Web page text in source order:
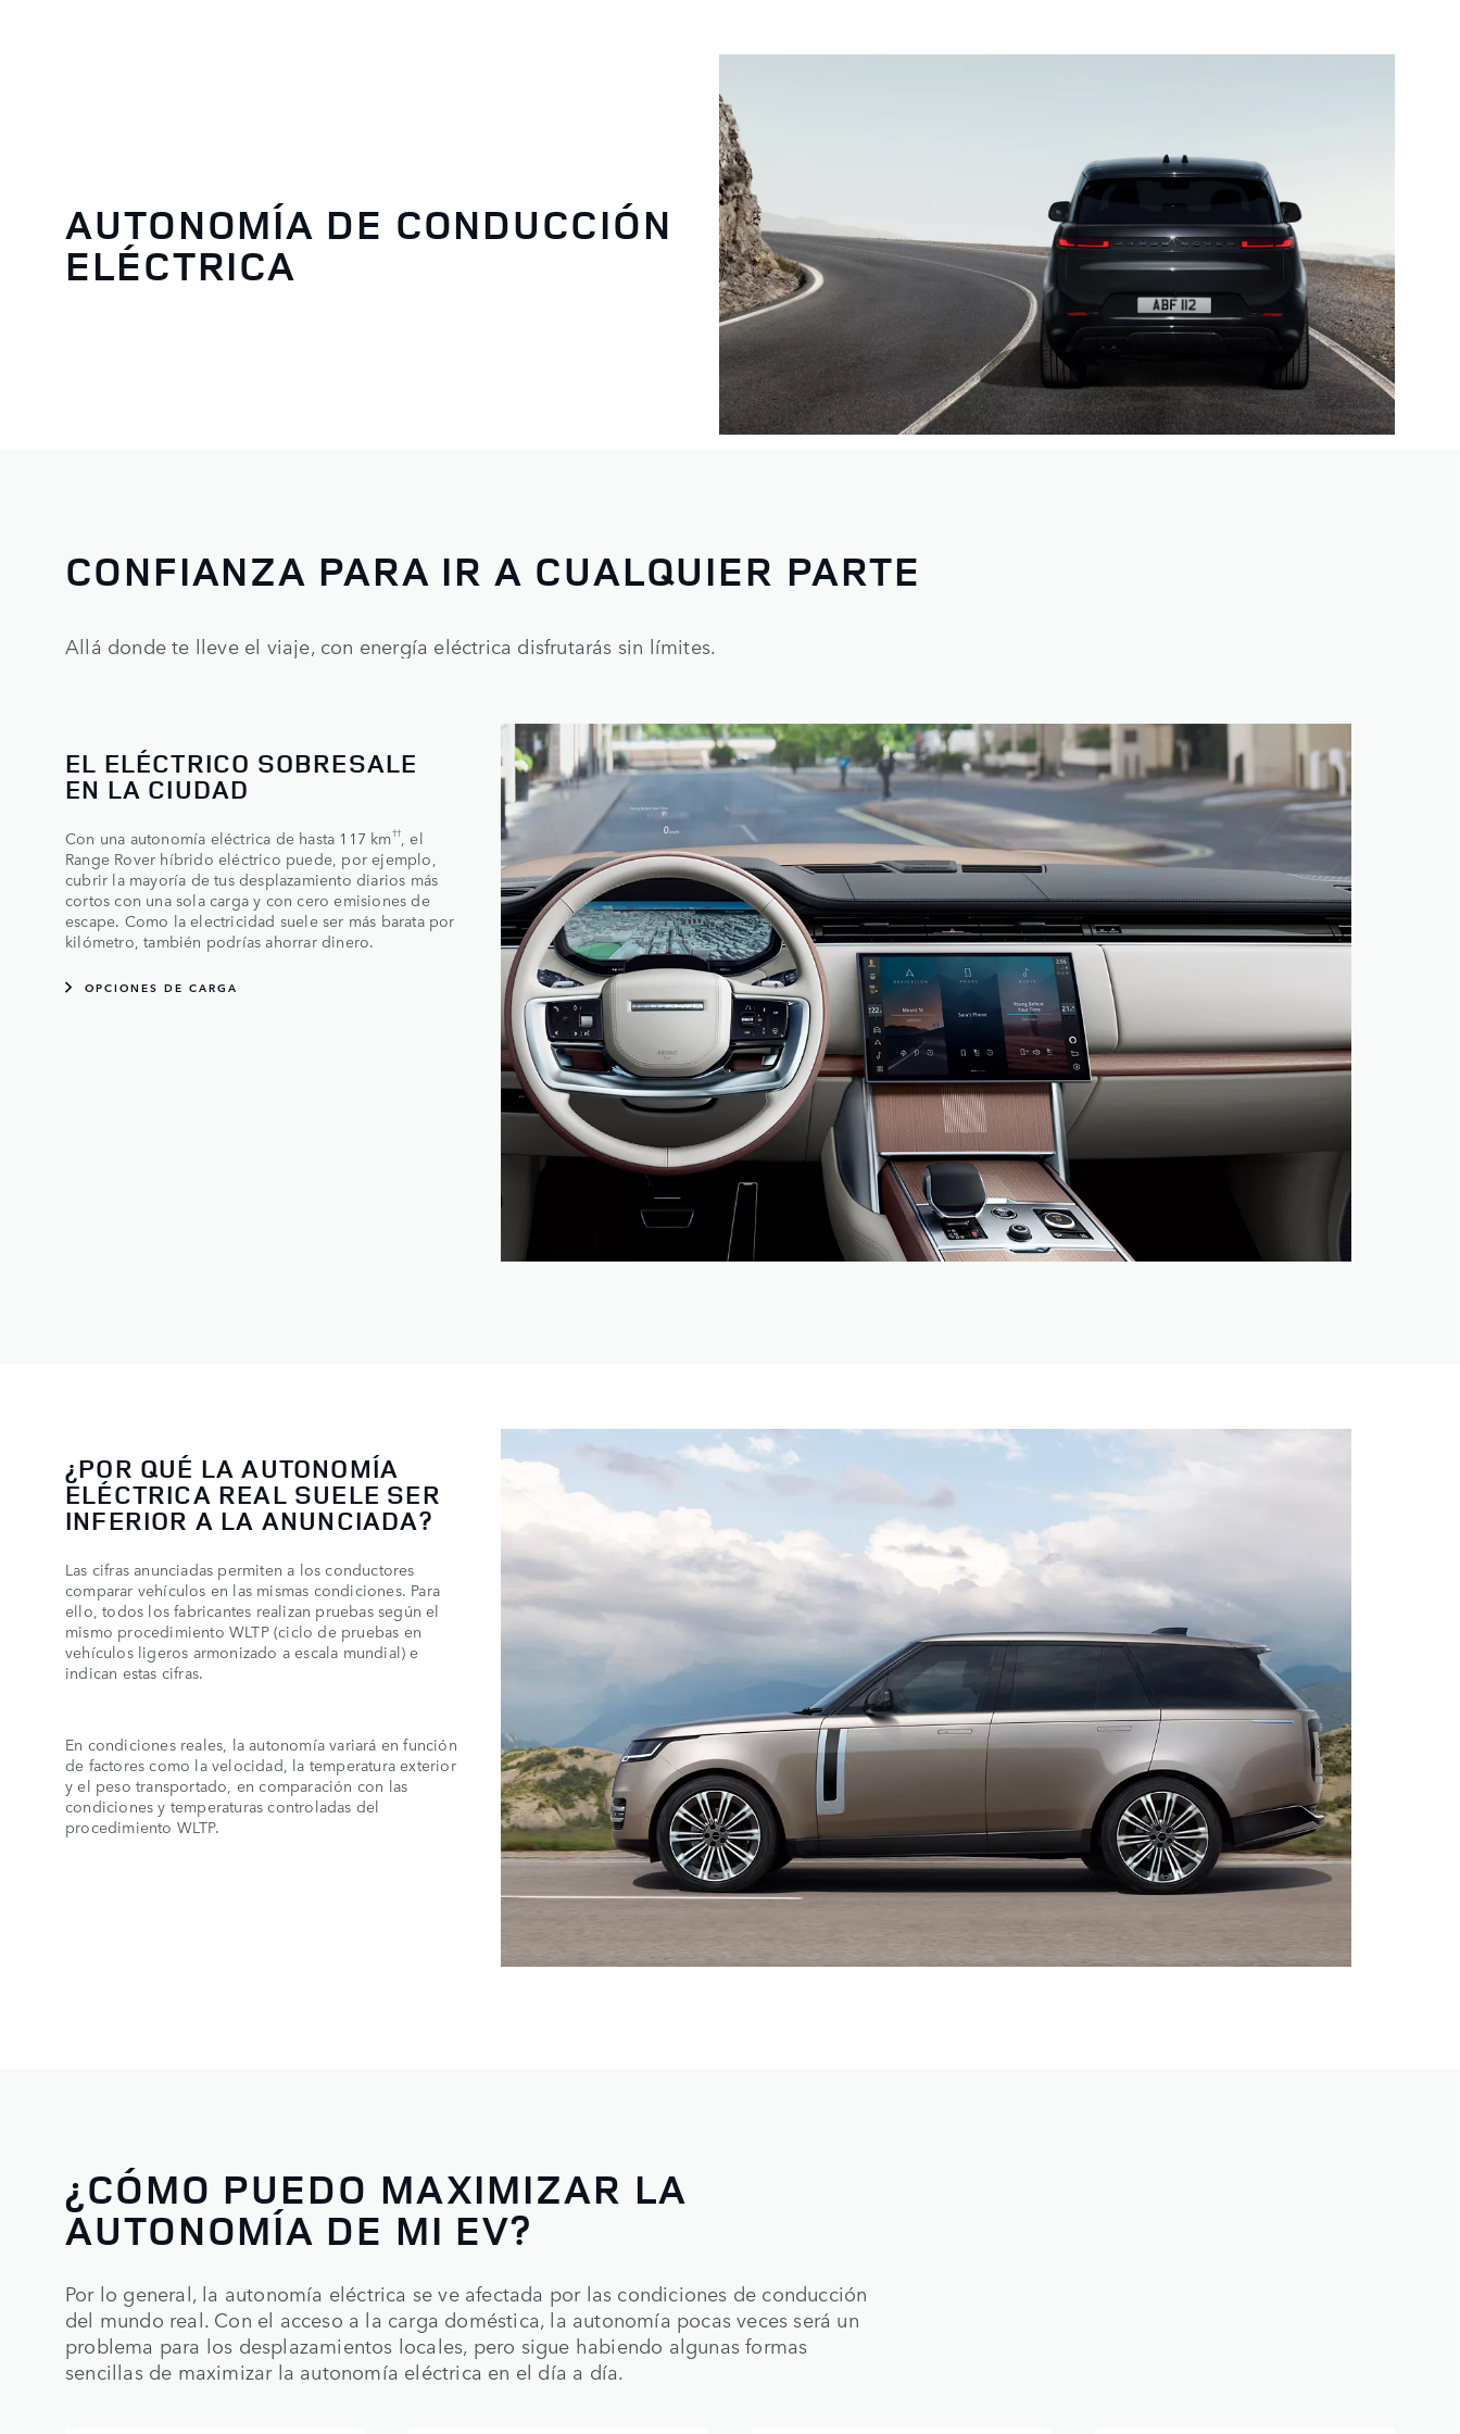
AUTONOMÍA DE CONDUCCIÓN
ELÉCTRICA
CONFIANZA PARA IR A CUALQUIER PARTE
Allá donde te lleve el viaje, con energía eléctrica disfrutarás sin límites.
EL ELÉCTRICO SOBRESALE
EN LA CIUDAD
Con una autonomía eléctrica de hasta 117 km††
, el
Range Rover híbrido eléctrico puede, por ejemplo,
cubrir la mayoría de tus desplazamiento diarios más
cortos con una sola carga y con cero emisiones de
escape. Como la electricidad suele ser más barata por
kilómetro, también podrías ahorrar dinero.
OPCIONES DE CARGA
¿POR QUÉ LA AUTONOMÍA
ELÉCTRICA REAL SUELE SER
INFERIOR A LA ANUNCIADA?
Las cifras anunciadas permiten a los conductores
comparar vehículos en las mismas condiciones. Para
ello, todos los fabricantes realizan pruebas según el
mismo procedimiento WLTP (ciclo de pruebas en
vehículos ligeros armonizado a escala mundial) e
indican estas cifras.
En condiciones reales, la autonomía variará en función
de factores como la velocidad, la temperatura exterior
y el peso transportado, en comparación con las
condiciones y temperaturas controladas del
procedimiento WLTP.
¿CÓMO PUEDO MAXIMIZAR LA
AUTONOMÍA DE MI EV?
Por lo general, la autonomía eléctrica se ve afectada por las condiciones de conducción
del mundo real. Con el acceso a la carga doméstica, la autonomía pocas veces será un
problema para los desplazamientos locales, pero sigue habiendo algunas formas
sencillas de maximizar la autonomía eléctrica en el día a día.